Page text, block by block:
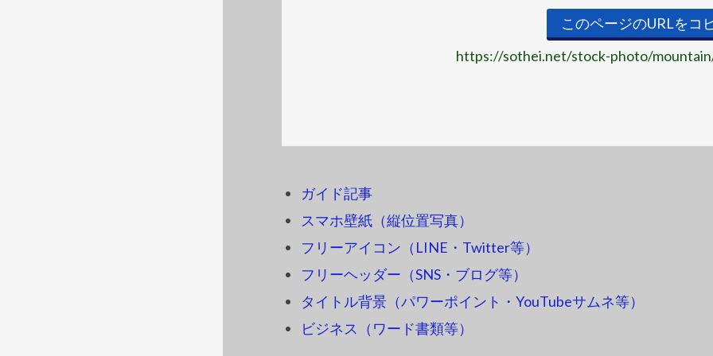
このページのURLをコ
https://sothei.net/stock-photo/
ガイド記事
スマホ壁紙（縦位置写真）
フリーアイコン（LINE・Twitter等）
フリーヘッダー（SNS・ブログ等）
タイトル背景（パワーポイント・YouTubeサムネ等）
ビジネス（ワード書類等）